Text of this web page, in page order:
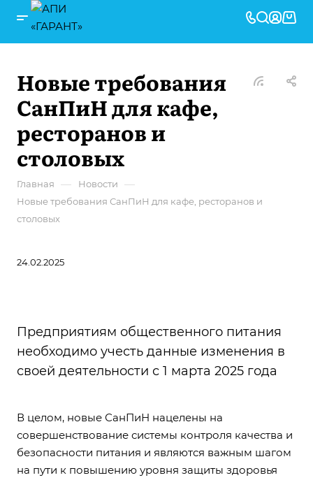
Новые требования
СанПиН для кафе,
ресторанов и
столовых
Главная — Новости —
Новые требования СанПиН для кафе, ресторанов и
столовых
24.02.2025
Предприятиям общественного питания
необходимо учесть данные изменения в
своей деятельности с 1 марта 2025 года
В целом, новые СанПиН нацелены на
совершенствование системы контроля качества и
безопасности питания и являются важным шагом
на пути к повышению уровня защиты здоровья